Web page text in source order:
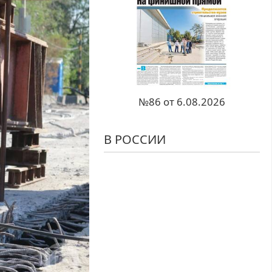
№86 от 6.08.2026
В РОССИИ